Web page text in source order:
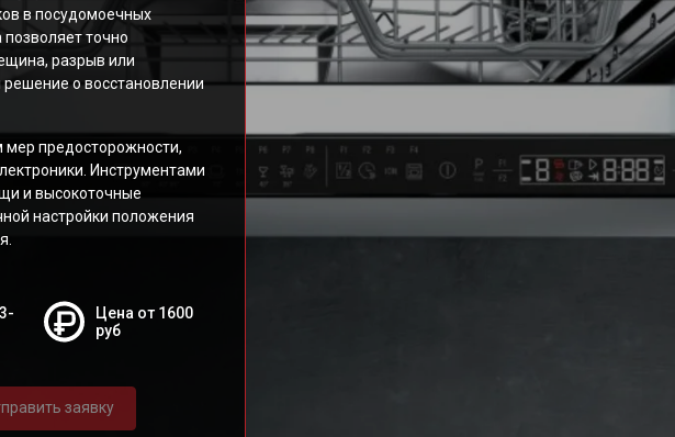
в посудомоечных
точно
разрыв или
о восстановлении
мер предосторожности,
Инструментами
и высокоточные
настройки положения
Цена от 1600
руб
заявку